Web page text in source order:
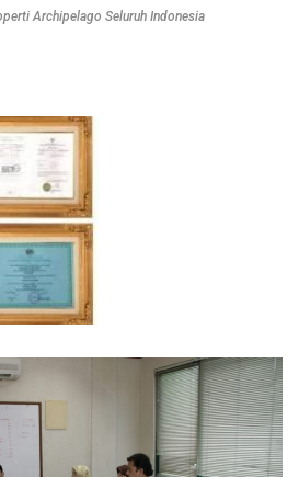
Archipelago Seluruh Indonesia